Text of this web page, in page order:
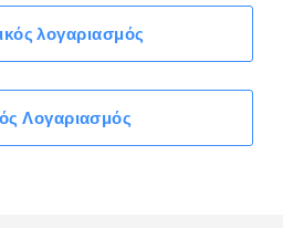
λογαριασμός
Λογαριασμός